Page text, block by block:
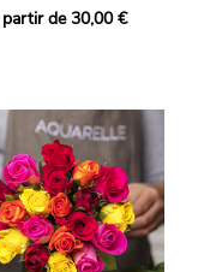
de 30,00 €